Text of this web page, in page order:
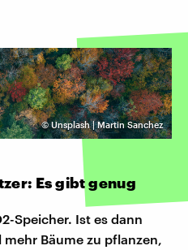
©Unsplash | Martin Sanchez
Es gibt genug
Speicher. Ist es dann
Bäume zu pflanzen,